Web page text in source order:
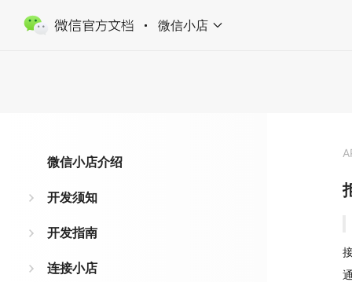
微信小店
微信小店介绍
开发须知
开发指南
连接小店